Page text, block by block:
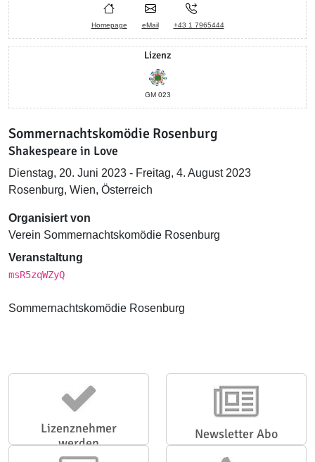
Homepage eMail +43 1 7965444
Lizenz
GM 023
Sommernachtskomödie Rosenburg
Shakespeare in Love
Dienstag, 20. Juni 2023 - Freitag, 4. August 2023
Rosenburg, Wien, Österreich
Organisiert von
Verein Sommernachtskomödie Rosenburg
Veranstaltung
msR5zqWZyQ
Sommernachtskomödie Rosenburg
Lizenznehmer
werden
Newsletter Abo